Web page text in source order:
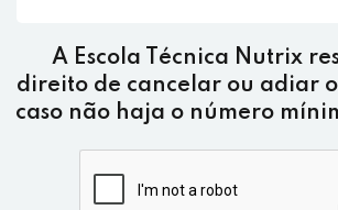
A Escola Técnica Nutrix
direito de cancelar ou adiar
caso não haja o número